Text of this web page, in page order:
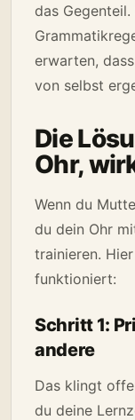
das
erwarten,
von selbst
Die
Ohr,
Wenn du
du dein Ohr
trainieren.
funktioniert:
Schritt 1:
andere
Das klingt
du deine